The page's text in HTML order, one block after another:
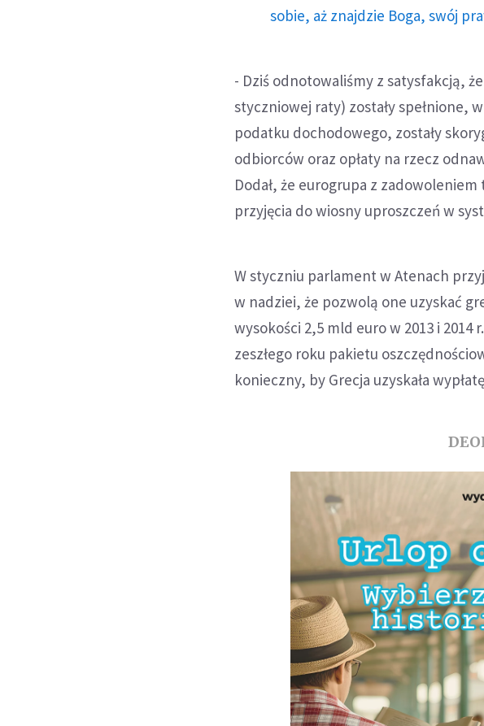
sobie, aż znajdzie Boga, swój
- Dziś odnotowaliśmy z satysfakcją,
styczniowej raty) zostały spełnione,
podatku dochodowego, zostały
odbiorców oraz opłaty na rzecz
Dodał, że eurogrupa z
przyjęcia do wiosny uproszczeń w
W styczniu parlament w Atenach
w nadziei, że pozwolą one uzyskać
wysokości 2,5 mld euro w 2013 i
zeszłego roku pakietu
konieczny, by Grecja uzyskała